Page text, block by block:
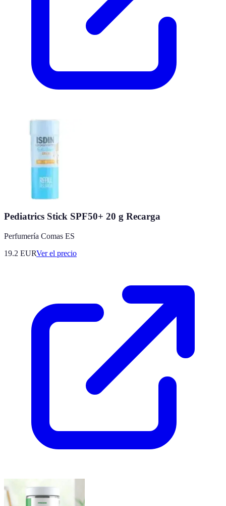
Pediatrics Stick SPF50+ 20 g Recarga
Perfumería Comas ES
19.2 EURVer el precio